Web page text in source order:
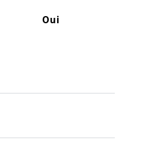
Oui